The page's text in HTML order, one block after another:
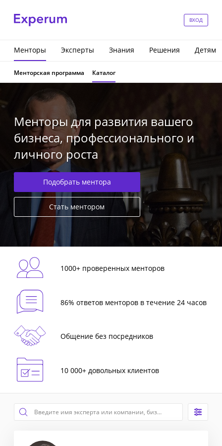
ВХОД
Менторы Эксперты Знания Решения Детям
Менторская программа Каталог
Менторы для развития вашего
бизнеса, профессионального и
личного роста
Подобрать ментора
Стать ментором
1000+ проверенных менторов
86% ответов менторов в течение 24 часов
Общение без посредников
10 000+ довольных клиентов